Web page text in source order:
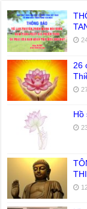
26
Hồ